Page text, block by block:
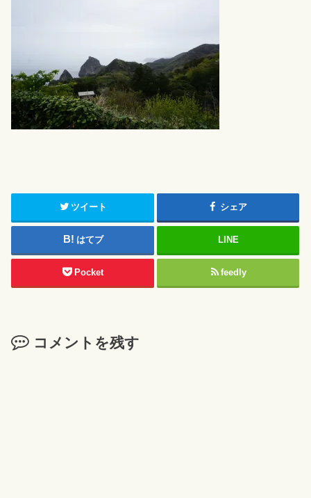
ツイート シェア
はてブ LINE
Pocket feedly
コメントを残す